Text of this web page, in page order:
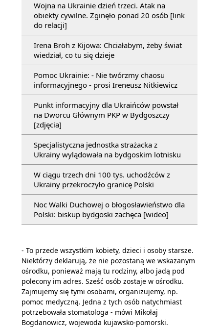
Wojna na Ukrainie dzień trzeci. Atak na
obiekty cywilne. Zginęło ponad 20 osób [link
do relacji]
Irena Broh z Kijowa: Chciałabym, żeby świat
wiedział, co tu się dzieje
Pomoc Ukrainie: - Nie twórzmy chaosu
informacyjnego - prosi Ireneusz Nitkiewicz
Punkt informacyjny dla Ukraińców powstał
na Dworcu Głównym PKP w Bydgoszczy
[zdjęcia]
Specjalistyczna jednostka strażacka z
Ukrainy wylądowała na bydgoskim lotnisku
W ciągu trzech dni 100 tys. uchodźców z
Ukrainy przekroczyło granicę Polski
Noc Walki Duchowej o błogosławieństwo dla
Polski: biskup bydgoski zachęca [wideo]
- To przede wszystkim kobiety, dzieci i osoby starsze.
Niektórzy deklarują, że nie pozostaną we wskazanym
ośrodku, ponieważ mają tu rodziny, albo jadą pod
polecony im adres. Sześć osób zostaje w ośrodku.
Zajmujemy się tymi osobami, organizujemy, np.
pomoc medyczną. Jedna z tych osób natychmiast
potrzebowała stomatologa - mówi Mikołaj
Bogdanowicz, wojewoda kujawsko-pomorski.